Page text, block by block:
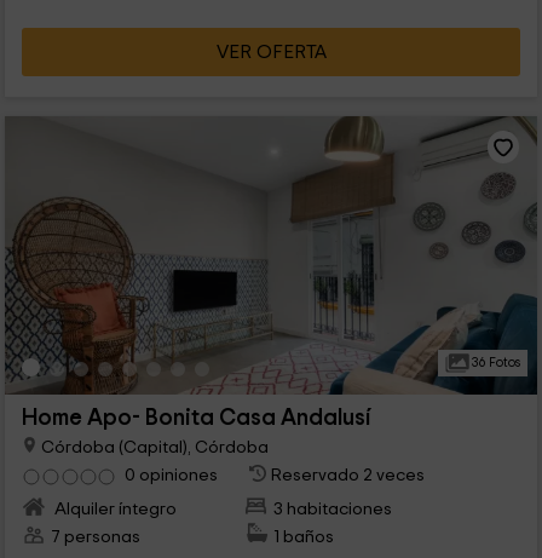
VER OFERTA
36 Fotos
Home Apo- Bonita Casa Andalusí
Córdoba (Capital), Córdoba
0 opiniones
Reservado 2 veces
Alquiler íntegro
3 habitaciones
7 personas
1 baños